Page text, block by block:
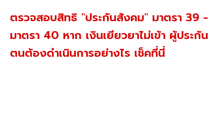
ตรวจสอบสิทธิ "ประกันสังคม" มาตรา 39 -
มาตรา 40 หาก เงินเยียวยาไม่เข้า ผู้ประกัน
ตนต้องดำเนินการอย่างไร เช็คที่นี่